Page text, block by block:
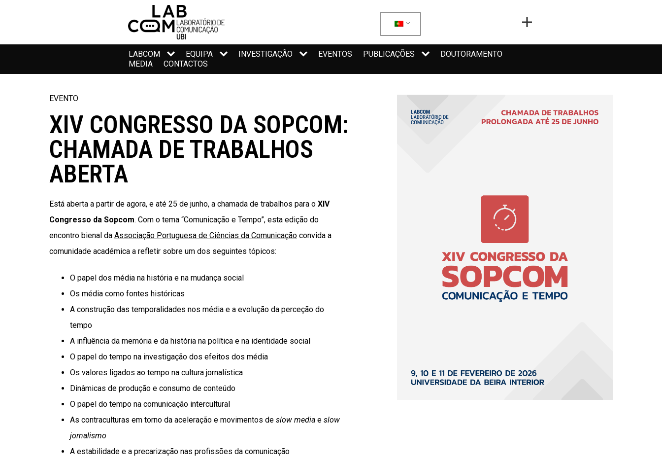
LABCOM EQUIPA INVESTIGAÇÃO EVENTOS PUBLICAÇÕES
DOUTORAMENTO
MEDIA
CONTACTOS
EVENTO
XIV CONGRESSO DA SOPCOM:
CHAMADA DE TRABALHOS
ABERTA
Está aberta a partir de agora, e até 25 de junho, a chamada de trabalhos para o XIV
Congresso da Sopcom. Com o tema “Comunicação e Tempo”, esta edição do
encontro bienal da Associação Portuguesa de Ciências da Comunicação convida a
comunidade académica a refletir sobre um dos seguintes tópicos:
O papel dos média na história e na mudança social
Os média como fontes históricas
A construção das temporalidades nos média e a evolução da perceção do
tempo
A influência da memória e da história na política e na identidade social
O papel do tempo na investigação dos efeitos dos média
Os valores ligados ao tempo na cultura jornalística
Dinâmicas de produção e consumo de conteúdo
O papel do tempo na comunicação intercultural
As contraculturas em torno da aceleração e movimentos de slow mediae slow
jornalismo
A estabilidade e a precarização nas profissões da comunicação